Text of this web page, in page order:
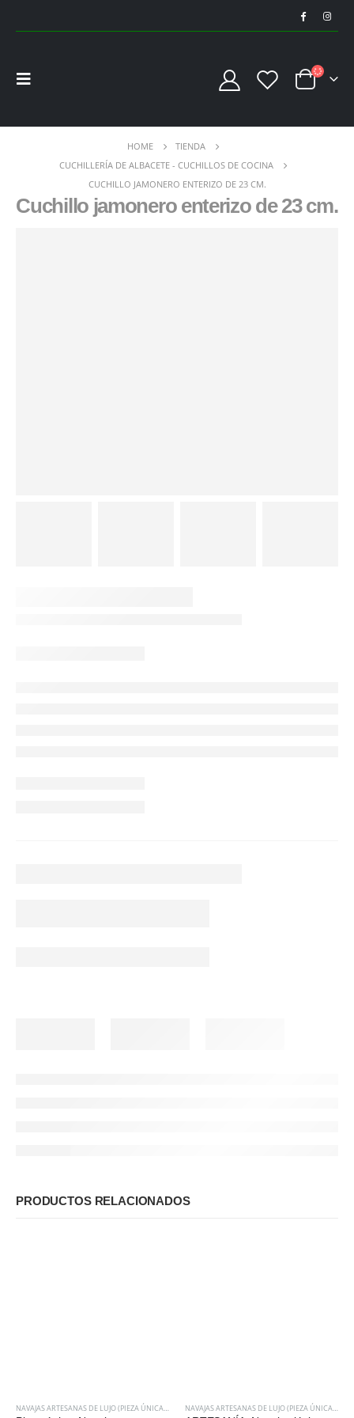
HOME
TIENDA
CUCHILLERÍA DE ALBACETE - CUCHILLOS DE COCINA
CUCHILLO JAMONERO ENTERIZO DE 23 CM.
Cuchillo jamonero enterizo de 23 cm.
PRODUCTOS RELACIONADOS
NAVAJAS ARTESANAS DE LUJO (PIEZA ÚNICA DE ARTESANÍA) NAVAJAS ARTESANAS DE LUJO (PIEZA ÚNICA DE ARTESANÍA)